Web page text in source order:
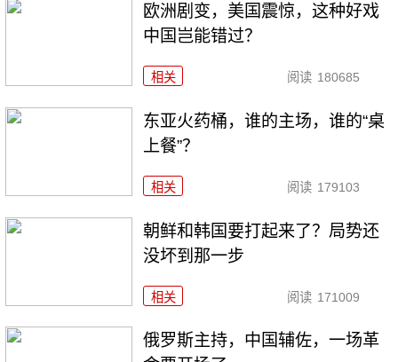
欧洲剧变，美国震惊，这种好戏
中国岂能错过？
相关 阅读 180685
东亚火药桶，谁的主场，谁的“桌
上餐”？
相关 阅读 179103
朝鲜和韩国要打起来了？局势还
没坏到那一步
相关 阅读 171009
俄罗斯主持，中国辅佐，一场革